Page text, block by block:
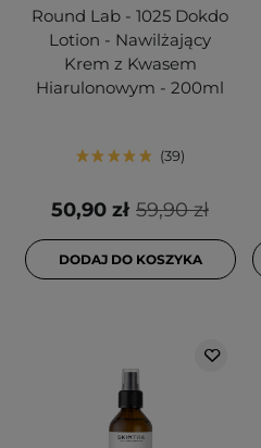
Round Lab - 1025 Dokdo
Lotion - Nawilżający
Krem z Kwasem
Hiarulonowym - 200ml
39
59,90 zł
50,90 zł
DODAJ DO KOSZYKA